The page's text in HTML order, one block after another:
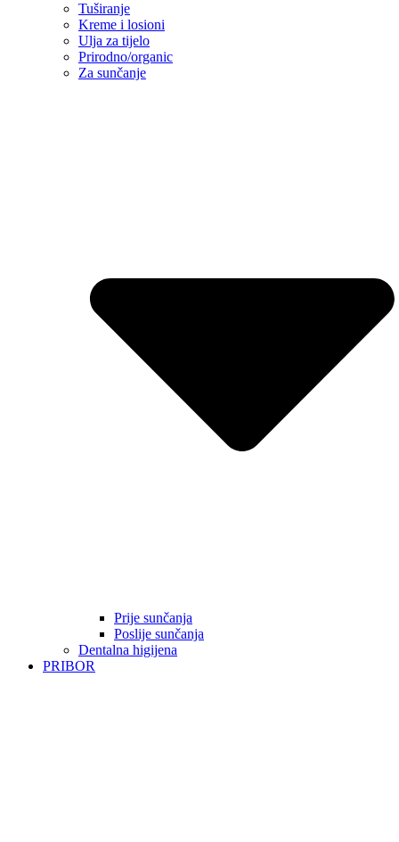
Tuširanje
Kreme i losioni
Ulja za tijelo
Prirodno/organic
Za sunčanje
Prije sunčanja
Poslije sunčanja
Dentalna higijena
PRIBOR